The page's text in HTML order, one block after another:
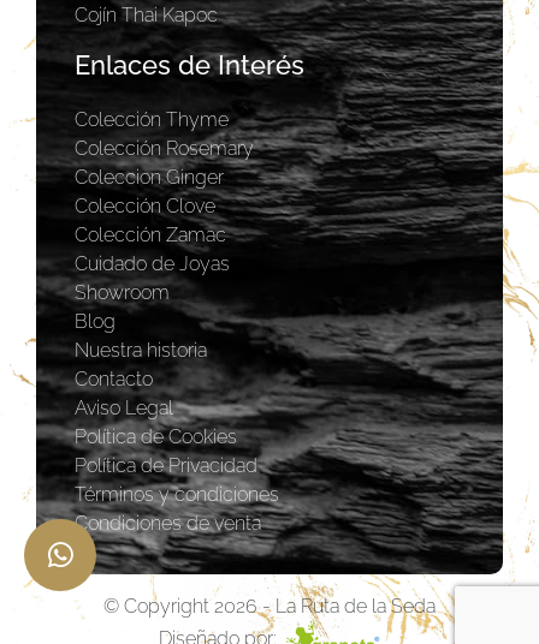
Cojín Thai Kapoc
Enlaces de Interés
Colección Thyme
Colección Rosemary
Coleccion Ginger
Colección Clove
Colección Zamac
Cuidado de Joyas
Showroom
Blog
Nuestra historia
Contacto
Aviso Legal
Política de Cookies
Política de Privacidad
Términos y condiciones
Condiciones de venta
© Copyright 2026 - La Ruta de la Seda
Diseñado por: